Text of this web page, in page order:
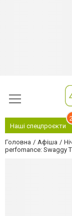
Наші спецпроєкти
Головна Афіша
perfomance: Swaggy